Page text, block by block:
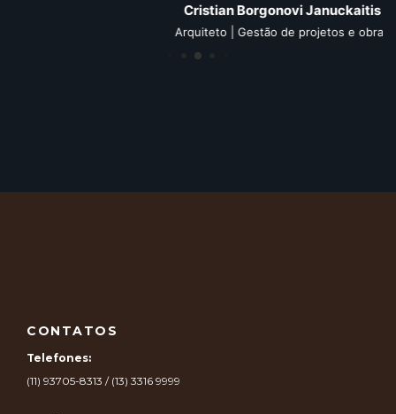
Cristian Borgonovi Januckaitis
Arquiteto | Gestão de projetos e obras
CONTATOS
Telefones:
(11) 93705-8313 / (13) 3316 9999